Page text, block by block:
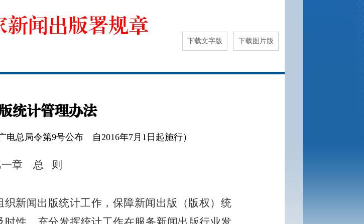
新闻出版署规章
下载文字版 下载图片版
统计管理办法
电总局令第9号公布 自2016年7月1日起施行）
一章 总 则
新闻出版统计工作，保障新闻出版（版权）统